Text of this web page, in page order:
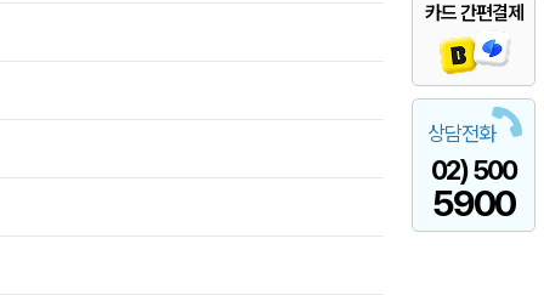
카드 간편결제
상담전화
02) 500
5900